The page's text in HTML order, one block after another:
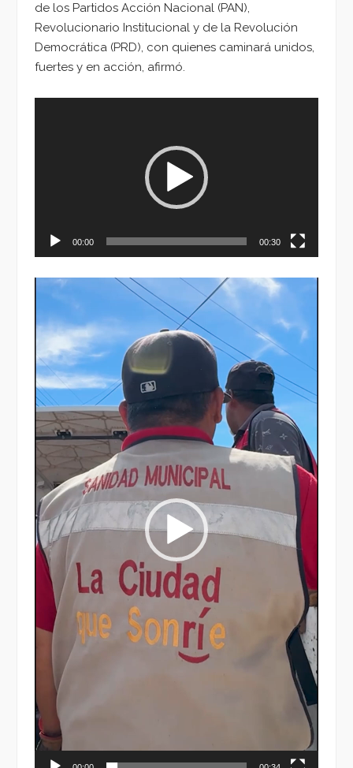
de los Partidos Acción Nacional (PAN),
Revolucionario Institucional y de la Revolución
Democrática (PRD), con quienes caminará unidos,
fuertes y en acción, afirmó.
00:00 00:30
Reproductor
vídeo